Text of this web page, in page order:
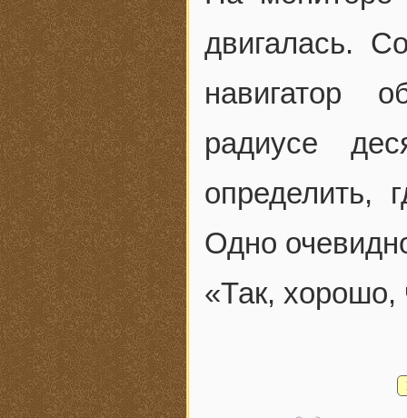
двигалась.
навигатор
радиусе
определить,
Одно
«Так, хорошо,